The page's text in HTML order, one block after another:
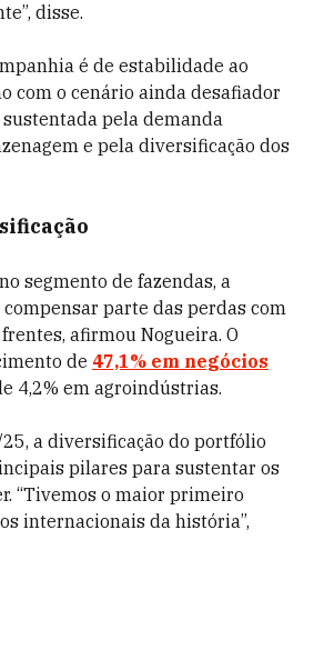
disse.
é de estabilidade ao
com o cenário ainda desafiador
pela demanda
e pela diversificação dos
segmento de fazendas, a
parte das perdas com
afirmou Nogueira. O
de 47,1% em negócios
4,2% em agroindústrias.
a diversificação do portfólio
pilares para sustentar os
“Tivemos o maior primeiro
internacionais da história”,